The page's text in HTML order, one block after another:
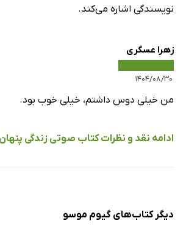
نویسندگی اشاره می‌کند.
زهرا عسگری
۱۴۰۴/۰۸/۳۰
من خیلی دوس داشتم، خیلی خوب بود.
ادامه نقد و نظرات کتاب صوتی زندگی
دیگر کتاب‌های گیوم موسو